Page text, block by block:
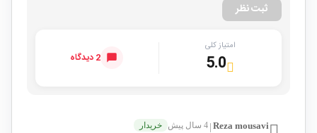
ثبت نظر
امتیاز کلی
5.0 2 دیدگاه
Reza mousavi
| 4 سال پیش خریدار